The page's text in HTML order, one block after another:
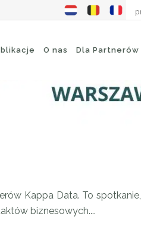
O nas Dla Partnerów
Kappa Data. To
biznesowych....